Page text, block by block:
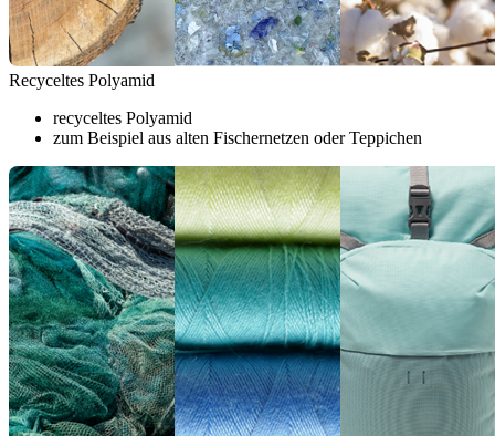
Recyceltes Polyamid
recyceltes Polyamid
zum Beispiel aus alten Fischernetzen oder Teppichen